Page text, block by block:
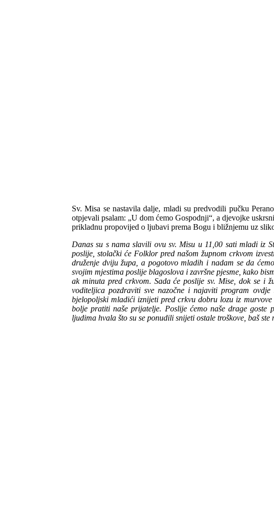
Sv. Misa se nastavila dalje, mladi su predvodili pučku
otpjevali psalam: „U dom ćemo Gospodnji“, a djevojke
prikladnu propovijed o ljubavi prema Bogu i bližnjemu uz
Danas su s nama slavili ovu sv. Misu u 11,00 sati mladi iz
poslije, stolački će Folklor pred našom župnom crkvom
druženje dviju župa, a pogotovo mladih i nadam se da
svojim mjestima poslije blagoslova i završne pjesme, kako
ak minuta pred crkvom. Sada će poslije sv. Mise, dok se i
voditeljica pozdraviti sve nazočne i najaviti program
bjelopoljski mladići iznijeti pred crkvu dobru lozu iz
bolje pratiti naše prijatelje. Poslije ćemo naše drage
ljudima hvala što su se ponudili snijeti ostale troškove, baš